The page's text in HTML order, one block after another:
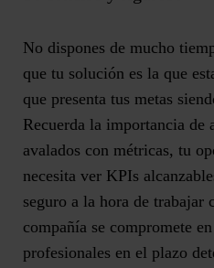
No dispones de mucho
que tu solución es la que
que presenta tus metas
Recuerda la importancia de
avalados con métricas, tu
necesita ver KPIs
seguro a la hora de trabajar
compañía se compromete
profesionales en el plazo